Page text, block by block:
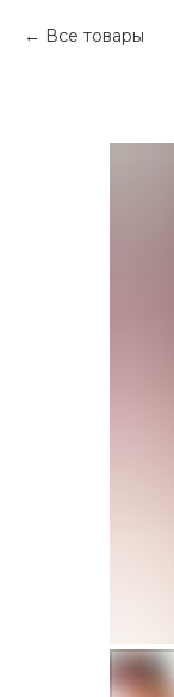
Все товары